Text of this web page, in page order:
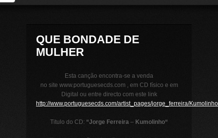
QUE BONDADE DE
MULHER
Esta canção encontra-se a venda
no site www.portuguesecds.com , em CD físico e em
Digital ou entre directo com este link
http://www.portuguesecds.com/artist_pages/jorge_ferreira/
Titulo do CD: “Jorge Ferreira – Kumolinho“